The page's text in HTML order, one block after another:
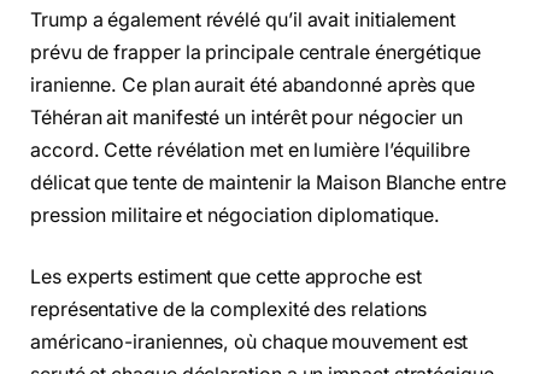
Trump a également révélé qu’il avait initialement
prévu de frapper la principale centrale énergétique
iranienne. Ce plan aurait été abandonné après que
Téhéran ait manifesté un intérêt pour négocier un
accord. Cette révélation met en lumière l’équilibre
délicat que tente de maintenir la Maison Blanche entre
pression militaire et négociation diplomatique.
Les experts estiment que cette approche est
représentative de la complexité des relations
américano-iraniennes, où chaque mouvement est